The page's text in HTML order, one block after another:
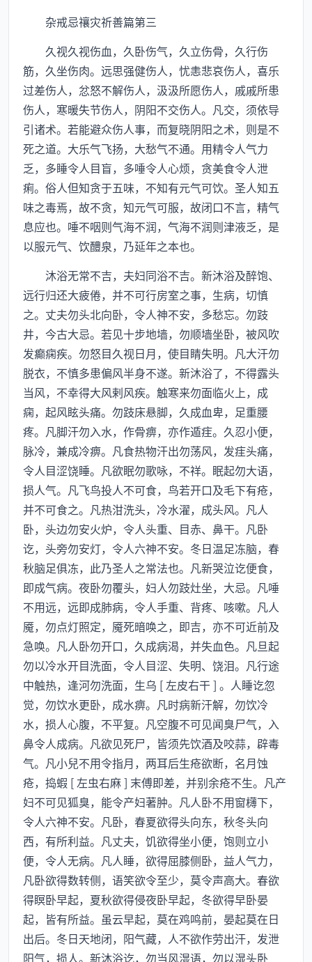
杂戒忌禳灾祈善篇第三
久视久视伤血，久卧伤气，久立伤骨，久行伤
筋，久坐伤肉。远思强健伤人，忧恚悲哀伤人，喜乐
过差伤人，忿怒不解伤人，汲汲所愿伤人，戚戚所患
伤人，寒暖失节伤人，阴阳不交伤人。凡交，须依导
引诸术。若能避众伤人事，而复晓阴阳之术，则是不
死之道。大乐气飞扬，大愁气不通。用精令人气力
乏，多睡令人目盲，多唾令人心烦，贪美食令人泄
痢。俗人但知贪于五味，不知有元气可饮。圣人知五
味之毒焉，故不贪，知元气可服，故闭口不言，精气
息应也。唾不咽则气海不润，气海不润则津液乏，是
以服元气、饮醴泉，乃延年之本也。
沐浴无常不吉，夫妇同浴不吉。新沐浴及醉饱、
远行归还大疲倦，并不可行房室之事，生病，切慎
之。丈夫勿头北向卧，令人神不安，多愁忘。勿跂
井，今古大忌。若见十步地墙，勿顺墙坐卧，被风吹
发癫痫疾。勿怒目久视日月，使目睛失明。凡大汗勿
脱衣，不慎多患偏风半身不遂。新沐浴了，不得露头
当风，不幸得大风剌风疾。触寒来勿面临火上，成
痫，起风眩头痛。勿跂床悬脚，久成血卑，足重腰
疼。凡脚汗勿入水，作骨痹，亦作遁疰。久忍小便，
脉冷，兼成冷痹。凡食热物汗出勿荡风，发疰头痛，
令人目涩饶睡。凡欲眠勿歌咏，不祥。眠起勿大语，
损人气。凡飞鸟投人不可食，鸟若开口及毛下有疮，
并不可食之。凡热泔洗头，冷水濯，成头风。凡人
卧，头边勿安火炉，令人头重、目赤、鼻干。凡卧
讫，头旁勿安灯，令人六神不安。冬日温足冻脑，春
秋脑足俱冻，此乃圣人之常法也。凡新哭泣讫便食，
即成气病。夜卧勿覆头，妇人勿跂灶坐，大忌。凡唾
不用远，远即成肺病，令人手重、背疼、咳嗽。凡人
魇，勿点灯照定，魇死暗唤之，即吉，亦不可近前及
急唤。凡人卧勿开口，久成病渴，并失血色。凡旦起
勿以冷水开目洗面，令人目涩、失明、饶泪。凡行途
中触热，逢河勿洗面，生乌 [ 左皮右干 ] 。人睡讫忽
觉，勿饮水更卧，成水痹。凡时病新汗解，勿饮冷
水，损人心腹，不平复。凡空腹不可见闻臭尸气，入
鼻令人成病。凡欲见死尸，皆须先饮酒及咬蒜，辟毒
气。凡小兒不用令指月，两耳后生疮欲断，名月蚀
疮，捣蝦 [ 左虫右麻 ] 末傅即差，并别余疮不生。凡产
妇不可见狐臭，能令产妇著肿。凡人卧不用窗欂下，
令人六神不安。凡卧，春夏欲得头向东，秋冬头向
西，有所利益。凡丈夫，饥欲得坐小便，饱则立小
便，令人无病。凡人睡，欲得屈膝侧卧，益人气力，
凡卧欲得数转侧，语笑欲令至少，莫令声高大。春欲
得瞑卧早起，夏秋欲得侵夜卧早起，冬欲得早卧晏
起，皆有所益。虽云早起，莫在鸡鸣前，晏起莫在日
出后。冬日天地闭，阳气藏，人不欲作劳出汗，发泄
阳气，损人。新沐浴讫，勿当风湿语，勿以湿头卧